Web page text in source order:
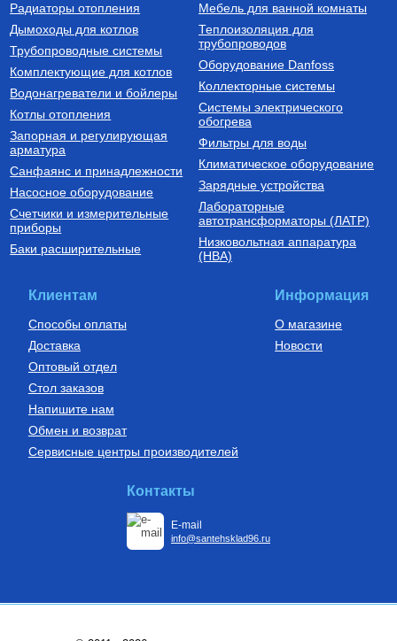
Радиаторы отопления
Дымоходы для котлов
Трубопроводные системы
Комплектующие для котлов
Водонагреватели и бойлеры
Котлы отопления
Запорная и регулирующая
арматура
Санфаянс и принадлежности
Насосное оборудование
Счетчики и измерительные
приборы
Баки расширительные
Мебель для ванной комнаты
Теплоизоляция для
трубопроводов
Оборудование Danfoss
Коллекторные системы
Системы электрического
обогрева
Фильтры для воды
Климатическое оборудование
Зарядные устройства
Лабораторные
автотрансформаторы (ЛАТР)
Низковольтная аппаратура
(НВА)
Клиентам
Способы оплаты
Доставка
Оптовый отдел
Стол заказов
Напишите нам
Обмен и возврат
Сервисные центры производителей
Информация
О магазине
Новости
Контакты
E-mail
info@santehsklad96.ru